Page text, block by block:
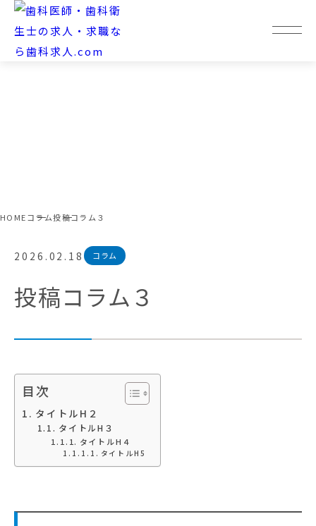
HOMEコラム投稿コラム３
2026.02.18 コラム
投稿コラム３
目次
タイトルH２
タイトルH３
タイトルH４
タイトルH5